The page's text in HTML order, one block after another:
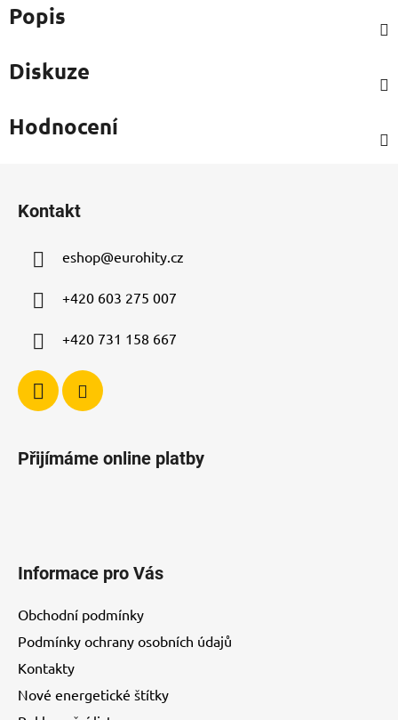
Popis
Diskuze
Hodnocení
Kontakt
eshop@eurohity.cz
+420 603 275 007
+420 731 158 667
Přijímáme online platby
Informace pro Vás
Obchodní podmínky
Podmínky ochrany osobních údajů
Kontakty
Nové energetické štítky